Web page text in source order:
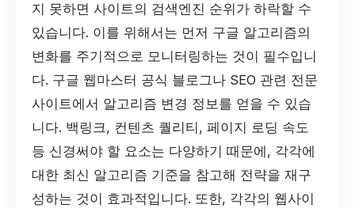
지 못하면 사이트의 검색엔진 순위가 하락할 수
있습니다. 이를 위해서는 먼저 구글 알고리즘의
변화를 주기적으로 모니터링하는 것이 필수입니
다. 구글 웹마스터 공식 블로그나 SEO 관련 전문
사이트에서 알고리즘 변경 정보를 얻을 수 있습
니다. 백링크, 컨텐츠 퀄리티, 페이지 로딩 속도
등 신경써야 할 요소는 다양하기 때문에, 각각에
대한 최신 알고리즘 기준을 참고해 전략을 재구
성하는 것이 효과적입니다. 또한, 각각의 웹사이